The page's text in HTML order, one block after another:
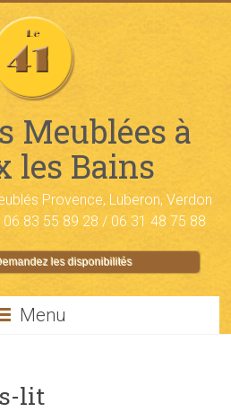
Meublées à
les Bains
Provence, Luberon, Verdon
06 83 55 89 28 / 06 31 48 75 88
les disponibilités
Menu
lit